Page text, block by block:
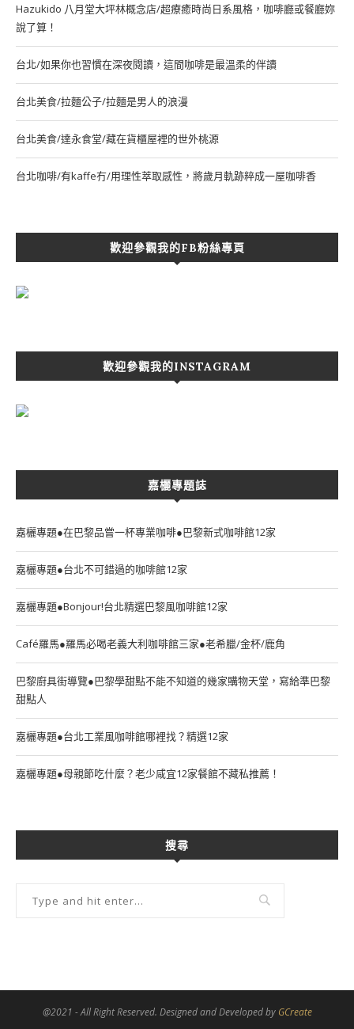
Hazukido 八月堂大坪林概念店/超療癒時尚日系風格，咖啡廳或餐廳妳
說了算！
台北/如果你也習慣在深夜閱讀，這間咖啡是最溫柔的伴讀
台北美食/拉麵公子/拉麵是男人的浪漫
台北美食/達永食堂/藏在貨櫃屋裡的世外桃源
台北咖啡/有kaffe冇/用理性萃取感性，將歲月軌跡粹成一屋咖啡香
歡迎參觀我的FB粉絲專頁
歡迎參觀我的INSTAGRAM
嘉欐專題誌
嘉欐專題●在巴黎品嘗一杯專業咖啡●巴黎新式咖啡館12家
嘉欐專題●台北不可錯過的咖啡館12家
嘉欐專題●Bonjour!台北精選巴黎風咖啡館12家
Café羅馬●羅馬必喝老義大利咖啡館三家●老希臘/金杯/鹿角
巴黎廚具街導覽●巴黎學甜點不能不知道的幾家購物天堂，寫給準巴黎
甜點人
嘉欐專題●台北工業風咖啡館哪裡找？精選12家
嘉欐專題●母親節吃什麼？老少咸宜12家餐館不藏私推薦！
搜尋
@2021 - All Right Reserved. Designed and Developed by GCreate